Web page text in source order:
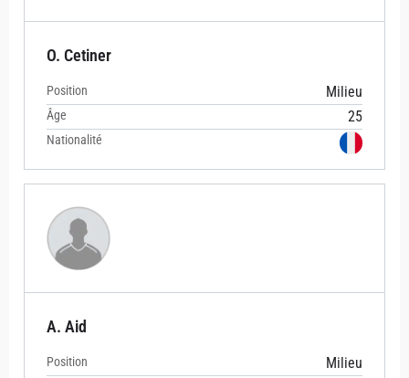
O. Cetiner
Position Milieu
Âge 25
Nationalité
A. Aid
Position Milieu